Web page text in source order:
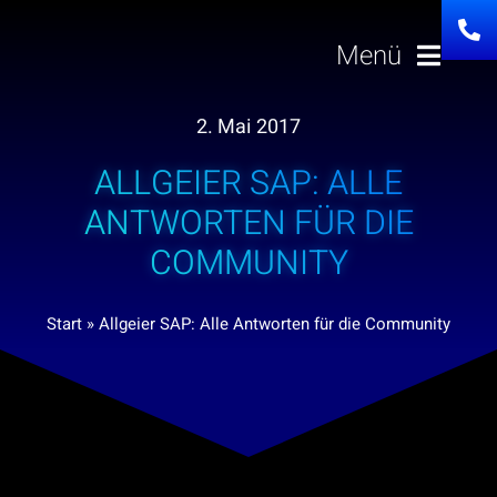
Menü
Lösungen
Über uns
Investor
News
2. Mai 2017
ALLGEIER SAP: ALLE
ANTWORTEN FÜR DIE
COMMUNITY
Start »Allgeier SAP: Alle Antworten für die Community